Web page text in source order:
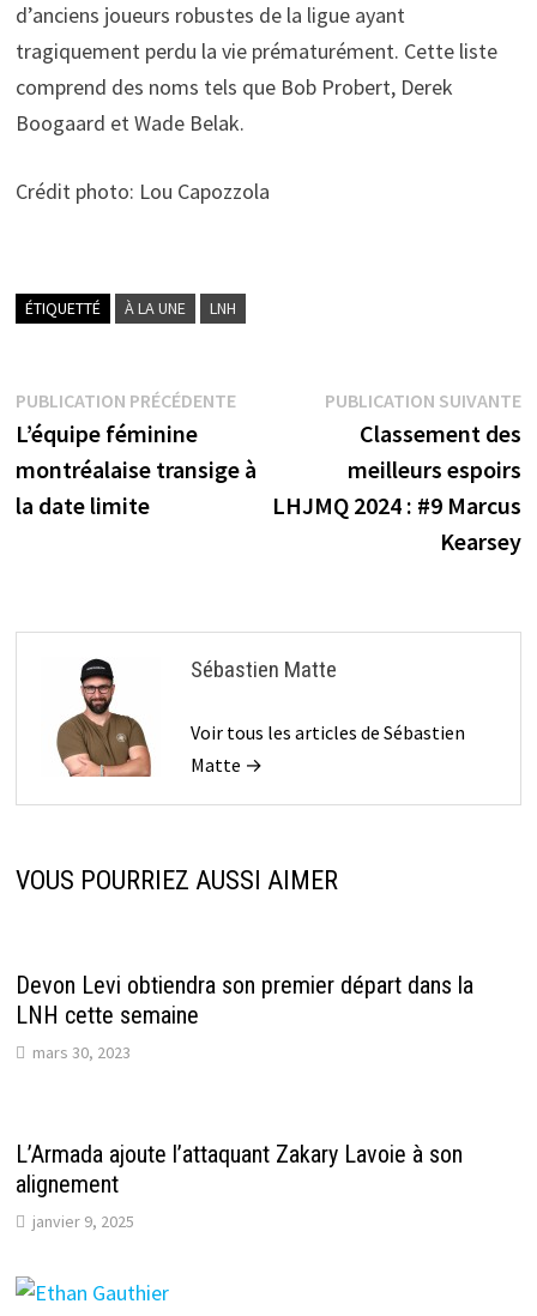
d’anciens joueurs robustes de la ligue ayant
tragiquement perdu la vie prématurément. Cette liste
comprend des noms tels que Bob Probert, Derek
Boogaard et Wade Belak.
Crédit photo: Lou Capozzola
ÉTIQUETTÉ À LA UNE LNH
Navigation
de
l’article
PUBLICATION PRÉCÉDENTEPublication
L’équipe féminine
montréalaise transige à
la date limite
PUBLICATION SUIVANTE
Classement des
meilleurs espoirs
LHJMQ 2024 : #9 Marcus
Kearsey
Sébastien Matte
Voir tous les articles de Sébastien
Matte →
VOUS POURRIEZ AUSSI AIMER
Devon Levi obtiendra son premier départ dans la
LNH cette semaine
mars 30, 2023
L’Armada ajoute l’attaquant Zakary Lavoie à son
alignement
janvier 9, 2025